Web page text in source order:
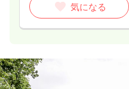
気になる